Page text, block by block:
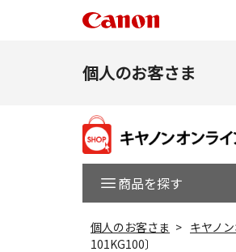
個人のお客さま
商品を探す
個人のお客さま キヤノ
101KG100〕